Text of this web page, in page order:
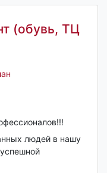
(обувь, ТЦ
людей в нашу